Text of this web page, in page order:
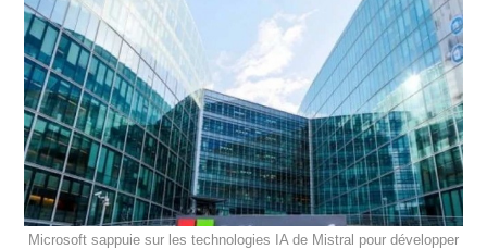
Microsoft sappuie sur les technologies IA de Mistral pour développer